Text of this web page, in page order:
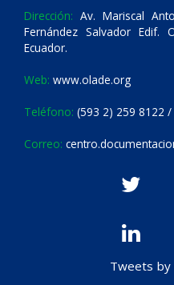
Dirección: Av. Mariscal
Fernández Salvador
Ecuador.
Web: www.olade.org
Teléfono: (593 2) 259 8122
Correo:
Tweets by